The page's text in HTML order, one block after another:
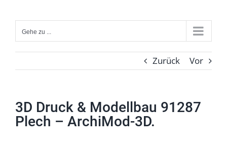
Inhalt
springenGehe zu ...
Zurück Vor
3D Druck & Modellbau 91287
Plech – ArchiMod-3D.